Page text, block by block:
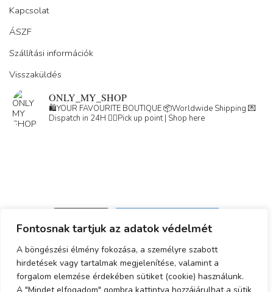
Fontosnak tartjuk az adatok védelmét
A böngészési élmény fokozása, a személyre szabott
hirdetések vagy tartalmak megjelenítése, valamint a
forgalom elemzése érdekében sütiket (cookie) használunk.
Kapcsolat
ÁSZF
Szállítási információk
Visszaküldés
ONLY_MY_SHOP
🛍️YOUR FAVOURITE BOUTIQUE📦Worldwide Shipping 💌
Dispatch in 24H 👇🏽Pick up point | Shop here
Adatkezelési tájékoztató
ÁSZF
Simplepay fizetési tájékoztató